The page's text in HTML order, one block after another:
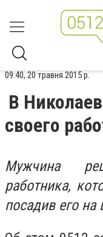
09:40, 20 травня 2015 р.
В
своего
Мужчина
работника,
посадив его на